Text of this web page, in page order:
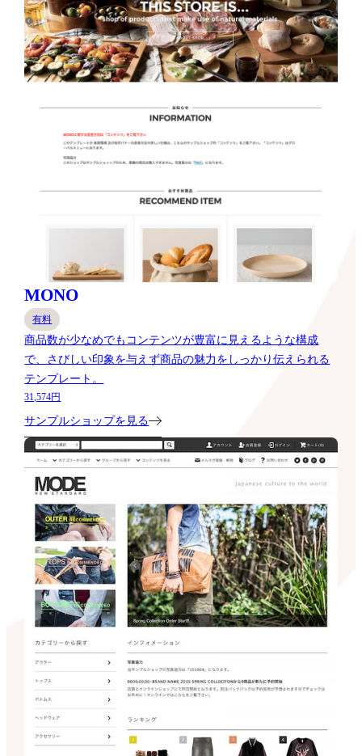
MONO
有料
商品数が少なめでもコンテンツが豊富に見えるような構成
で、さびしい印象を与えず商品の魅力をしっかり伝えられる
テンプレート。
31,574円
サンプルショップを見る